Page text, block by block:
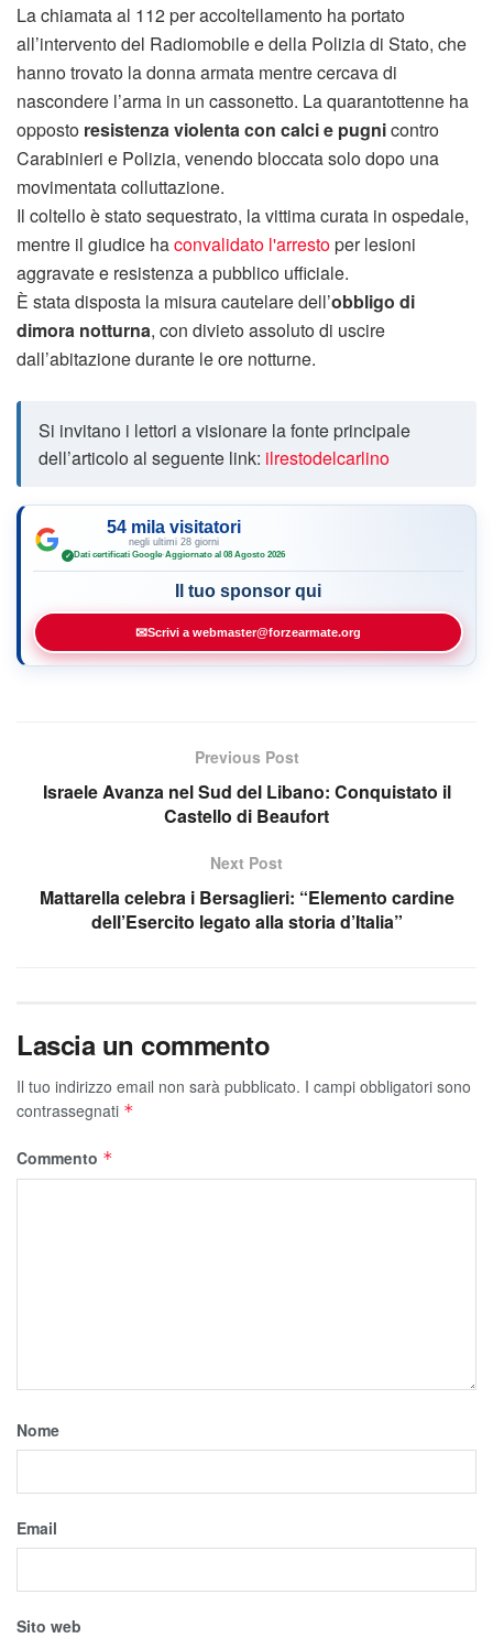
La chiamata al 112 per accoltellamento ha portato
all’intervento del Radiomobile e della Polizia di Stato, che
hanno trovato la donna armata mentre cercava di
nascondere l’arma in un cassonetto. La quarantottenne ha
opposto resistenza violenta con calci e pugnicontro
Carabinieri e Polizia, venendo bloccata solo dopo una
movimentata colluttazione.
Il coltello è stato sequestrato, la vittima curata in ospedale,
mentre il giudice haconvalidato l'arrestoper lesioni
aggravate e resistenza a pubblico ufficiale.
È stata disposta la misura cautelare dell’obbligo di
dimora notturna, con divieto assoluto di uscire
dall’abitazione durante le ore notturne.
Si invitano i lettori a visionare la fonte principale
dell’articolo al seguente link: ilrestodelcarlino
54 mila visitatori
negli ultimi 28 giorni
✓ Dati certificati Google·Aggiornato al 08 Agosto 2026
Il tuo sponsor qui
✉Scrivi a webmaster@forzearmate.org
Previous Post
Israele Avanza nel Sud del Libano: Conquistato il
Castello di Beaufort
Next Post
Mattarella celebra i Bersaglieri: “Elemento cardine
dell’Esercito legato alla storia d’Italia”
Lascia un commento
Il tuo indirizzo email non sarà pubblicato. I campi obbligatori sono
contrassegnati *
Commento *
Nome
Email
Sito web